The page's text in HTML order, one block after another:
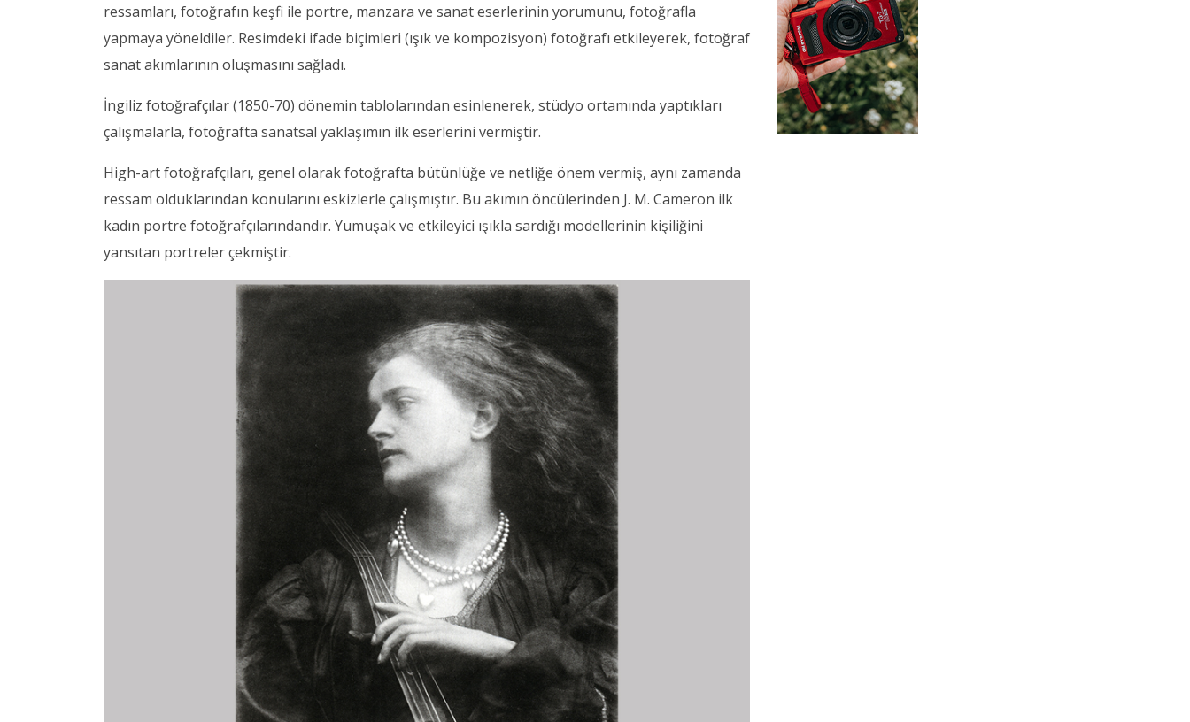
ressamları, fotoğrafın keşfi ile portre, manzara ve sanat eserlerinin yorumunu, fotoğrafla
yapmaya yöneldiler. Resimdeki ifade biçimleri (ışık ve kompozisyon) fotoğrafı etkileyerek, fotoğraf
sanat akımlarının oluşmasını sağladı.
İngiliz fotoğrafçılar (1850-70) dönemin tablolarından esinlenerek, stüdyo ortamında yaptıkları
çalışmalarla, fotoğrafta sanatsal yaklaşımın ilk eserlerini vermiştir.
High-art fotoğrafçıları, genel olarak fotoğrafta bütünlüğe ve netliğe önem vermiş, aynı zamanda
ressam olduklarından konularını eskizlerle çalışmıştır. Bu akımın öncülerinden J. M. Cameron ilk
kadın portre fotoğrafçılarındandır. Yumuşak ve etkileyici ışıkla sardığı modellerinin kişiliğini
yansıtan portreler çekmiştir.